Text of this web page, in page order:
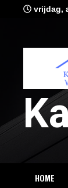
vrijdag,
HOME